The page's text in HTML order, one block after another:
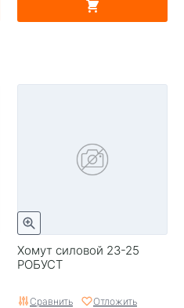
Хомут силовой 23-25
РОБУСТ
Сравнить Отложить